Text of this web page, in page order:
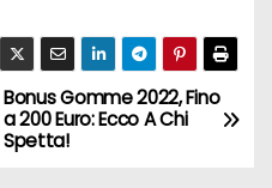
Bonus Gomme 2022, Fino
a 200 Euro: Ecco A Chi
Spetta!